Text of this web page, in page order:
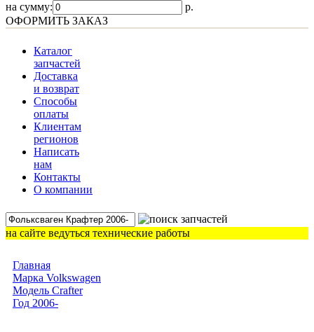
на сумму:
p.
ОФОРМИТЬ ЗАКАЗ
Каталог
запчастей
Доставка
и возврат
Способы
оплаты
Клиентам
регионов
Написать
нам
Контакты
О компании
на сайте ведуться технические работы
Главная
Марка Volkswagen
Модель Crafter
Год 2006-